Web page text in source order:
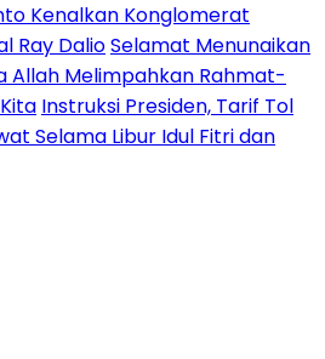
Kenalkan Konglomerat
Ray DalioSelamat Menunaikan
Allah Melimpahkan Rahmat-
Instruksi Presiden, Tarif Tol
Selama Libur Idul Fitri dan